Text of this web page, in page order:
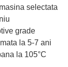
selectata
grade
la 5-7 ani
la 105°C